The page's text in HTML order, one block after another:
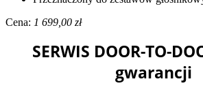
Cena: 1 699,00 zł
SERWIS DOOR-TO-
gwarancji